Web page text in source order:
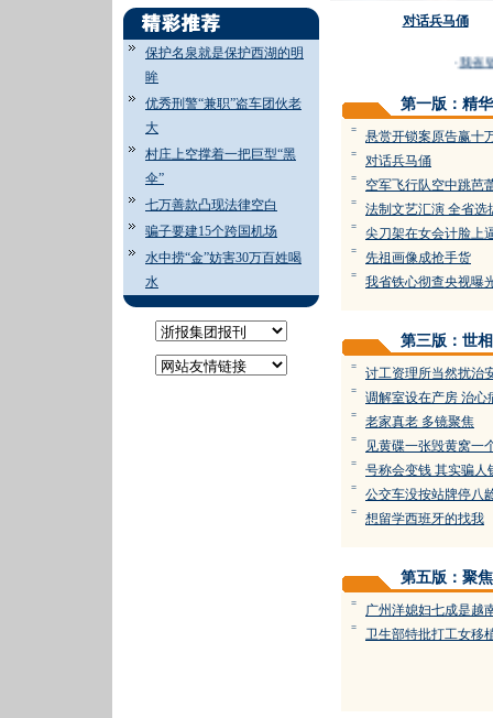
保护名泉就是保护西湖的明
眸
优秀刑警“兼职”盗车团伙老
大
村庄上空撑着一把巨型“黑
伞”
七万善款凸现法律空白
骗子要建15个跨国机场
水中捞“金”妨害30万百姓喝
水
对话兵马俑
我省
第一版：精
= 悬赏开锁案原告赢十
= 对话兵马俑
= 空军飞行队空中跳芭
= 法制文艺汇演 全省选
= 尖刀架在女会计脸上
= 先祖画像成抢手货
= 我省铁心彻查央视曝
第三版：世相
= 讨工资理所当然扰治
= 调解室设在产房 治心
= 老家真老 多镜聚焦
= 见黄碟一张毁黄窝一
= 号称会变钱 其实骗人
= 公交车没按站牌停八
= 想留学西班牙的找我
第五版：聚焦
= 广州洋媳妇七成是越
= 卫生部特批打工女移